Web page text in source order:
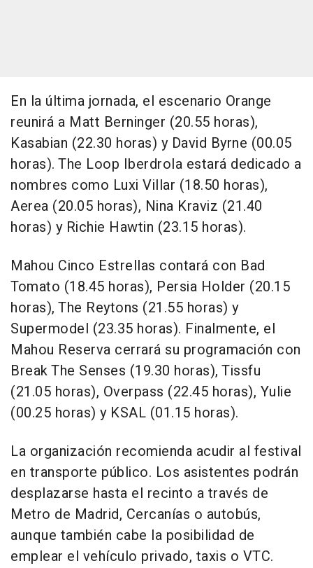
En la última jornada, el escenario Orange
reunirá a Matt Berninger (20.55 horas),
Kasabian (22.30 horas) y David Byrne (00.05
horas). The Loop Iberdrola estará dedicado a
nombres como Luxi Villar (18.50 horas),
Aerea (20.05 horas), Nina Kraviz (21.40
horas) y Richie Hawtin (23.15 horas).
Mahou Cinco Estrellas contará con Bad
Tomato (18.45 horas), Persia Holder (20.15
horas), The Reytons (21.55 horas) y
Supermodel (23.35 horas). Finalmente, el
Mahou Reserva cerrará su programación con
Break The Senses (19.30 horas), Tissfu
(21.05 horas), Overpass (22.45 horas), Yulie
(00.25 horas) y KSAL (01.15 horas).
La organización recomienda acudir al festival
en transporte público. Los asistentes podrán
desplazarse hasta el recinto a través de
Metro de Madrid, Cercanías o autobús,
aunque también cabe la posibilidad de
emplear el vehículo privado, taxis o VTC.